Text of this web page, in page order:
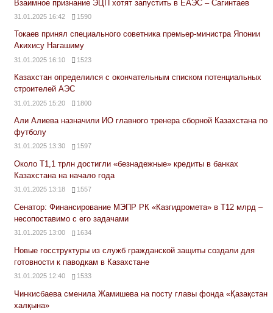
Взаимное признание ЭЦП хотят запустить в ЕАЭС – Сагинтаев
31.01.2025 16:42 1590
Токаев принял специального советника премьер-министра Японии
Акихису Нагашиму
31.01.2025 16:10 1523
Казахстан определился с окончательным списком потенциальных
строителей АЭС
31.01.2025 15:20 1800
Али Алиева назначили ИО главного тренера сборной Казахстана по
футболу
31.01.2025 13:30 1597
Около Т1,1 трлн достигли «безнадежные» кредиты в банках
Казахстана на начало года
31.01.2025 13:18 1557
Сенатор: Финансирование МЭПР РК «Казгидромета» в Т12 млрд –
несопоставимо с его задачами
31.01.2025 13:00 1634
Новые госструктуры из служб гражданской защиты создали для
готовности к паводкам в Казахстане
31.01.2025 12:40 1533
Чинкисбаева сменила Жамишева на посту главы фонда «Қазақстан
халқына»